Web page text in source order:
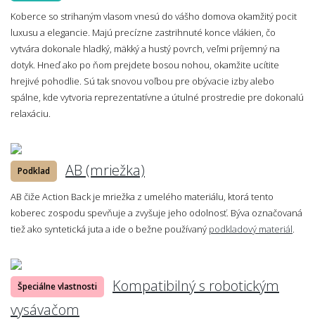
Koberce so strihaným vlasom vnesú do vášho domova okamžitý pocit
luxusu a elegancie. Majú precízne zastrihnuté konce vlákien, čo
vytvára dokonale hladký, mäkký a hustý povrch, veľmi príjemný na
dotyk. Hneď ako po ňom prejdete bosou nohou, okamžite ucítite
hrejivé pohodlie. Sú tak snovou voľbou pre obývacie izby alebo
spálne, kde vytvoria reprezentatívne a útulné prostredie pre dokonalú
relaxáciu.
Podklad AB (mriežka)
AB čiže Action Back je mriežka z umelého materiálu, ktorá tento
koberec zospodu spevňuje a zvyšuje jeho odolnosť. Býva označovaná
tiež ako syntetická juta a ide o bežne používaný podkladový materiál
Špeciálne vlastnosti
Kompatibilný s robotickým
vysávačom